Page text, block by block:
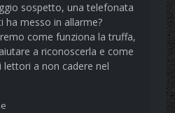
sospetto, una telefonata
ha messo in allarme?
come funziona la truffa,
a riconoscerla e come
lettori a non cadere nel